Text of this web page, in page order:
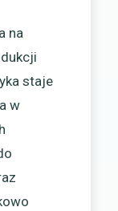
na
staje
w